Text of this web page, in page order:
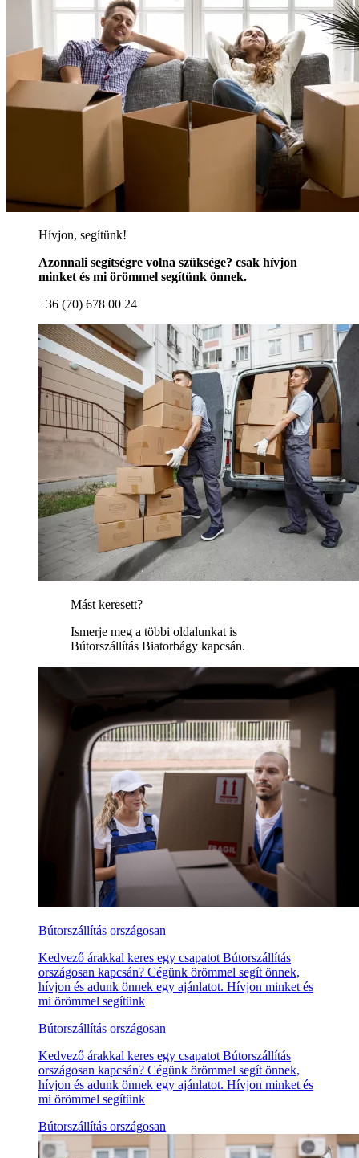
Hívjon, segítünk!
Azonnali segítségre volna szüksége? csak hívjon
minket és mi örömmel segítünk önnek.
+36 (70) 678 00 24
Mást keresett?
Ismerje meg a többi oldalunkat is
Bútorszállítás Biatorbágy kapcsán.
Bútorszállítás országosan
Kedvező árakkal keres egy csapatot Bútorszállítás
országosan kapcsán? Cégünk örömmel segít önnek,
hívjon és adunk önnek egy ajánlatot. Hívjon minket és
mi örömmel segítünk
Bútorszállítás országosan
Kedvező árakkal keres egy csapatot Bútorszállítás
országosan kapcsán? Cégünk örömmel segít önnek,
hívjon és adunk önnek egy ajánlatot. Hívjon minket és
mi örömmel segítünk
Bútorszállítás országosan